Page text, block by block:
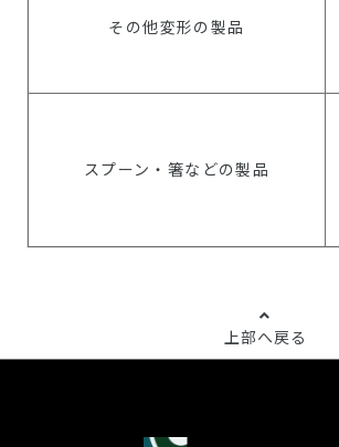
その他変形の製品
スプーン・箸などの製品
上部へ戻る